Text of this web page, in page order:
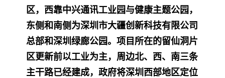
区，西靠中兴通讯工业园与健康主题公园，
东侧和南侧为深圳市大疆创新科技有限公司
总部和深圳绿廊公园。项目所在的留仙洞片
区更新前以工业为主，周边北、西、南三条
主干路已经建成，政府将深圳西部地区定位